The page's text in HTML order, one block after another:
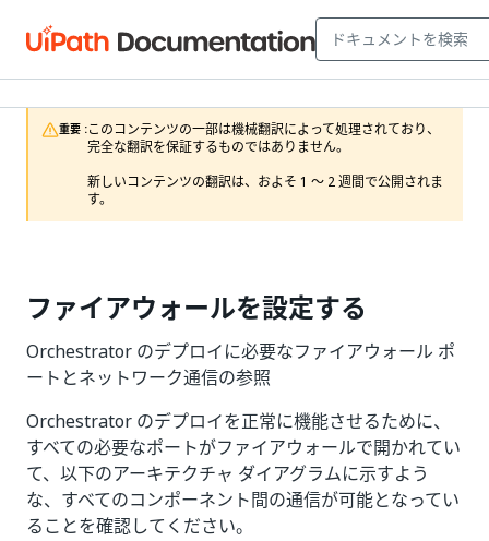
重要 :このコンテンツの一部は機械翻訳によって処理されており、
完全な翻訳を保証するものではありません。
新しいコンテンツの翻訳は、およそ 1 ～ 2 週間で公開されま
す。
ファイアウォールを設定する
Orchestrator のデプロイに必要なファイアウォール ポ
ートとネットワーク通信の参照
Orchestrator のデプロイを正常に機能させるために、
すべての必要なポートがファイアウォールで開かれてい
て、以下のアーキテクチャ ダイアグラムに示すよう
な、すべてのコンポーネント間の通信が可能となってい
ることを確認してください。